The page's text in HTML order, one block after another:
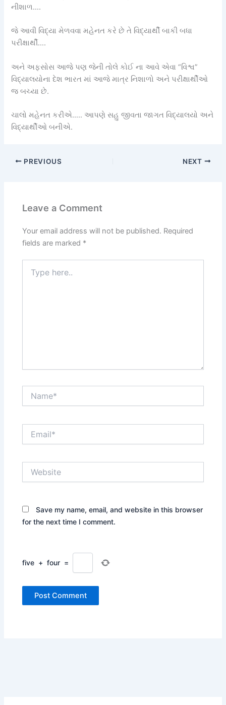
નીશાળ….
જે આવી વિદ્યા મેળવવા મહેનત કરે છે તે વિદ્યાર્થી બાકી બધા
પરીક્ષાર્થી….
અને અફસોસ આજે પણ જેની તોલે કોઈ ના આવે એવા “વિશ્વ”
વિદ્યાલયોના દેશ ભારત માં આજે માત્ર નિશાળો અને પરીક્ષાર્થીઓ
જ બચ્યા છે.
ચાલો મહેનત કરીએ….. આપણે સહુ જીવતા જાગત વિદ્યાલયો અને
વિદ્યાર્થીઓ બનીએ.
PREVIOUS NEXT
Leave a Comment
Your email address will not be published. Required
fields are marked *
here..
Save my name, email, and website in this browser
for the next time I comment.
five + four =